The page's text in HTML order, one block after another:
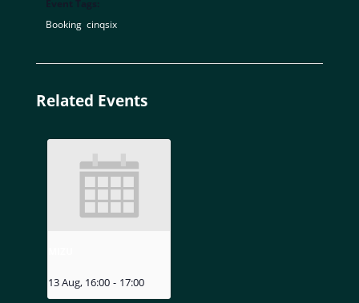
Booking, cinqsix
Related Events
13 Aug, 16:00 - 17:00